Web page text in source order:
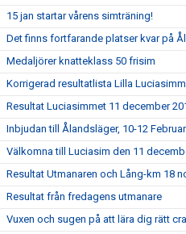
15 jan startar vårens simträning!
Det finns fortfarande platser kvar på
Medaljörer knatteklass 50 frisim
Korrigerad resultatlista Lilla
Resultat Luciasimmet 11 december
Inbjudan till Ålandsläger, 10-12
Välkomna till Luciasim den 11
Resultat Utmanaren och Lång-km 18
Resultat från fredagens utmanare
Vuxen och sugen på att lära dig rätt